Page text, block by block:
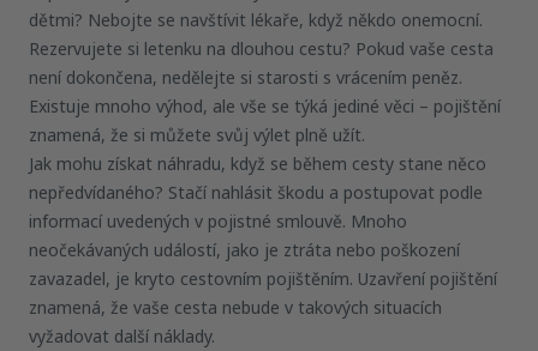
dětmi? Nebojte se navštívit lékaře, když někdo onemocní.
Rezervujete si letenku na dlouhou cestu? Pokud vaše cesta
není dokončena, nedělejte si starosti s vrácením peněz.
Existuje mnoho výhod, ale vše se týká jediné věci – pojištění
znamená, že si můžete svůj výlet plně užít.
Jak mohu získat náhradu, když se během cesty stane něco
nepředvídaného? Stačí nahlásit škodu a postupovat podle
informací uvedených v pojistné smlouvě. Mnoho
neočekávaných událostí, jako je ztráta nebo poškození
zavazadel, je kryto cestovním pojištěním. Uzavření pojištění
znamená, že vaše cesta nebude v takových situacích
vyžadovat další náklady.